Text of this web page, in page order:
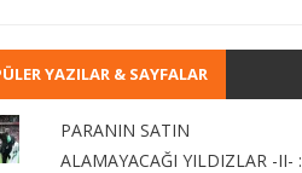
YAZILAR & SAYFALAR
PARANIN SATIN
ALAMAYACAĞI YILDIZLAR -II- :